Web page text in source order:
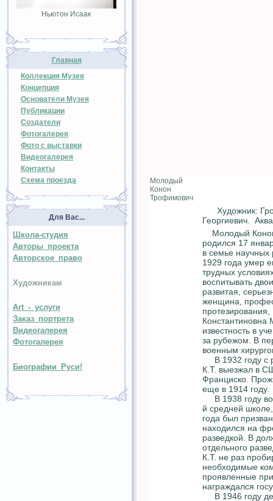
Ньютон Исаак
Главная
Коллекция Музея
Концепция
Основатели Музея
Публикации
Создатели
Фотогалерея
Фото с выставки
Видеогалерея
Контакты
Схема проезда
Для Вас...
Школа-студия
Авторы проекта
Авторское право
Художникам
Art - услуги
Заказ портрета
Видеогалерея
Фотогалерея
Биографии Руси!
Молодый
Конон
Трофимович
Художник:
Георгиевич.
Молодый
родился 17
в семье научных
1929 года умер
трудных
воспитывать
развитая,
женщина,
протезирования,
известность в
за рубежом. В
военным
В 1932 году с
К.Т. выезжал в
Франциско.
еще в 1914 году.
В 1938 году
й средней
года был
находился на
разведкой. В
отдельного
К.Т. не раз
необходимые
проявленные
награждался
В 1946 году